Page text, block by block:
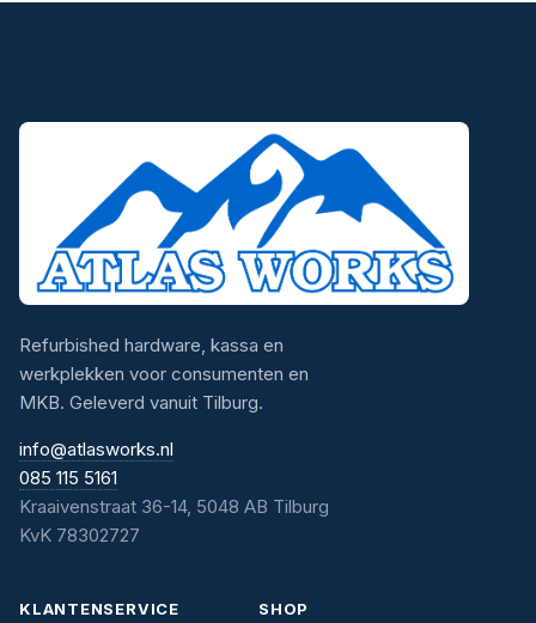
Refurbished hardware, kassa en
werkplekken voor consumenten en
MKB. Geleverd vanuit Tilburg.
info@atlasworks.nl
085 115 5161
Kraaivenstraat 36-14, 5048 AB Tilburg
KvK 78302727
KLANTENSERVICE SHOP